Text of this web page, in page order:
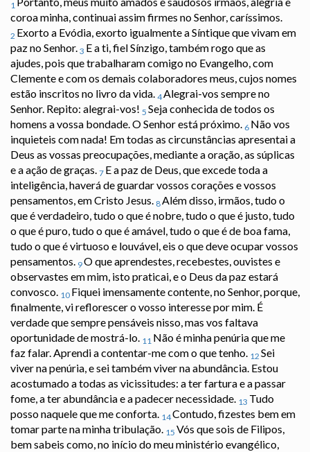
1
coroa minha, continuai assim firmes no Senhor, caríssimos.
2 Exorto a Evódia, exorto igualmente a Síntique que vivam em
paz no Senhor. 3 E a ti, fiel Sínzigo, também rogo que as
ajudes, pois que trabalharam comigo no Evangelho, com
Clemente e com os demais colaboradores meus, cujos nomes
estão inscritos no livro da vida. 4Alegrai-vos sempre no
Senhor. Repito: alegrai-vos! 5 Seja conhecida de todos os
homens a vossa bondade. O Senhor está próximo. 6 Não vos
inquieteis com nada! Em todas as circunstâncias apresentai a
Deus as vossas preocupações, mediante a oração, as súplicas
e a ação de graças. 7 E a paz de Deus, que excede toda a
inteligência, haverá de guardar vossos corações e vossos
pensamentos, em Cristo Jesus. 8Além disso, irmãos, tudo o
que é verdadeiro, tudo o que é nobre, tudo o que é justo, tudo
o que é puro, tudo o que é amável, tudo o que é de boa fama,
tudo o que é virtuoso e louvável, eis o que deve ocupar vossos
pensamentos. 9O que aprendestes, recebestes, ouvistes e
observastes em mim, isto praticai, e o Deus da paz estará
convosco. 10 Fiquei imensamente contente, no Senhor, porque,
finalmente, vi reflorescer o vosso interesse por mim. É
verdade que sempre pensáveis nisso, mas vos faltava
oportunidade de mostrá-lo. 11 Não é minha penúria que me
faz falar. Aprendi a contentar-me com o que tenho. 12 Sei
viver na penúria, e sei também viver na abundância. Estou
acostumado a todas as vicissitudes: a ter fartura e a passar
fome, a ter abundância e a padecer necessidade. 13 Tudo
posso naquele que me conforta. 14Contudo, fizestes bem em
tomar parte na minha tribulação. 15 Vós que sois de Filipos,
bem sabeis como, no início do meu ministério evangélico,